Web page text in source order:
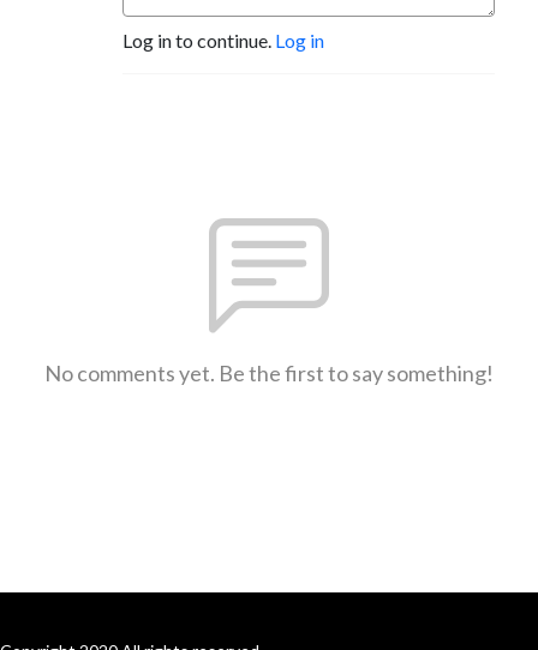
Log in to continue. Log in
No comments yet. Be the first to say something!